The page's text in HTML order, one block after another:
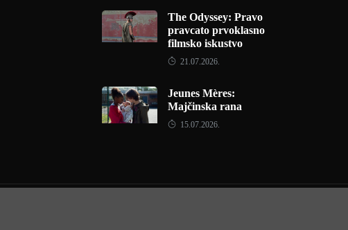
The Odyssey: Pravo
pravcato prvoklasno
filmsko iskustvo
21.07.2026.
Jeunes Mères:
Majčinska rana
15.07.2026.